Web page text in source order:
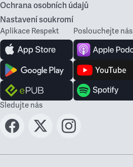
Ochrana osobních údajů
Nastavení soukromí
Aplikace Respekt Poslouchejte nás
Sledujte nás